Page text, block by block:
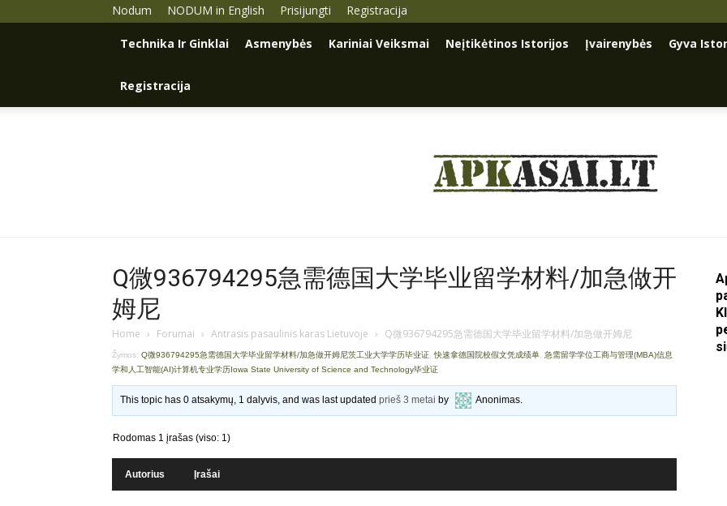
Nodum NODUM in English Prisijungti Registracija
Technika Ir Ginklai Asmenybės Kariniai Veiksmai Neįtikėtinos Istorijos Įvairenybės Gyva
Registracija
Q微936794295急需德国大学毕业留学材料/加急做开
姆尼
Home › Forumai › Antrasis pasaulinis karas Lietuvoje › Q微936794295急需德国大学毕业留学材料/加急做开姆尼
Žymos: Q微936794295急需德国大学毕业留学材料/加急做开姆尼茨工业大学学历毕业证 快速拿德国院校假文凭成绩单 急需留学学位工商与管理(MBA)信息
学和人工智能(AI)计算机专业学历Iowa State University of Science and Technology毕业证
This topic has 0 atsakymų, 1 dalyvis, and was last updatedprieš 3 metai by Anonimas.
Rodomas 1 įrašas (viso: 1)
Autorius Įrašai